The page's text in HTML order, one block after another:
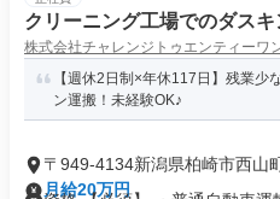
クリーニング工場でのダス
株式会社チャレンジトゥエンティーワ
【週休2日制×年休117日】残業少
ン運搬！未経験OK♪
〒949-4134新潟県柏崎市西山
月給20万円